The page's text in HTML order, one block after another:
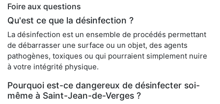
Foire aux questions
Qu'est ce que la désinfection ?
La désinfection est un ensemble de procédés permettant
de débarrasser une surface ou un objet, des agents
pathogènes, toxiques ou qui pourraient simplement nuire
à votre intégrité physique.
Pourquoi est-ce dangereux de désinfecter soi-
même à Saint-Jean-de-Verges ?